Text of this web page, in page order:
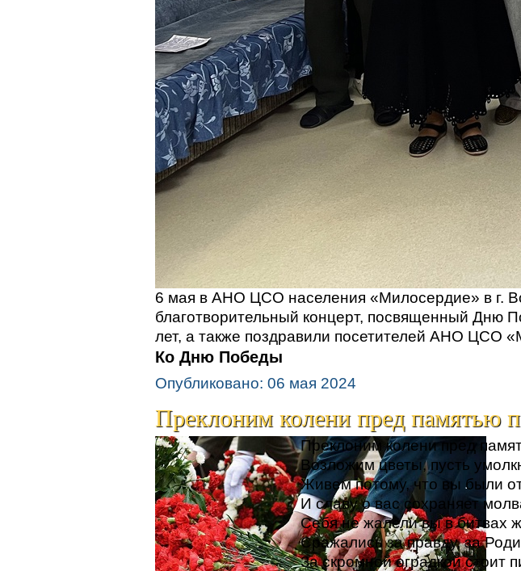
6 мая в АНО ЦСО населения «Милосердие» в г.
благотворительный концерт, посвященный Дню
лет, а также поздравили посетителей АНО ЦСО
Ко Дню Победы
Опубликовано: 06 мая 2024
Преклоним колени пред памятью
Преклоним колени пред
Возложим цветы, пусть
Живем потому, что вы были
И славу о вас сохраняет
Себя не жалели вы в битвах
Сражались за правду, за
За скромной оградкой стоит